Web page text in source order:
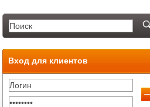
Вход для клиентов